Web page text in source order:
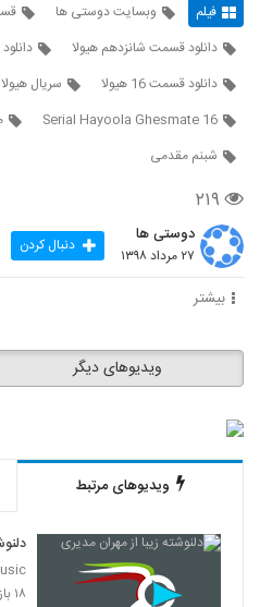
فیلم وبسایت دوستی ها
قسمت
دانلود قسمت شانزدهم هیولا
دانلود قسمت 16 هیولا
سریال
Serial Hayoola Ghesmate 16
شبنم مقدمی
۲۱۹
دوستی ها
۲۷ مرداد ۱۳۹۸ دنبال کردن
بیشتر
ویدیوهای دیگر
ویدیوهای مرتبط
۱۸ بازدید